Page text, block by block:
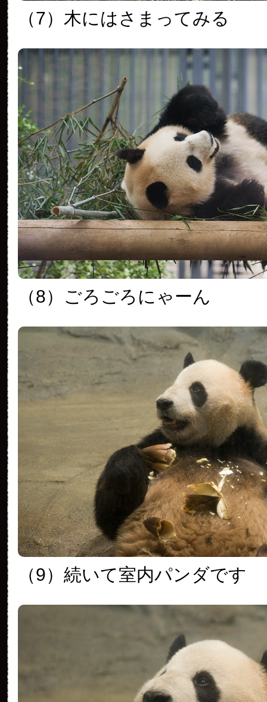
（7）木にはさまってみる
（8）ごろごろにゃーん
（9）続いて室内パンダです